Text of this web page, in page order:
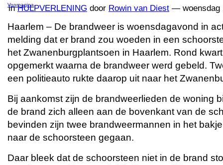
Voorpagina
inHULPVERLENING door Rowin van Diest — woensdag
Haarlem – De brandweer is woensdagavond in
melding dat er brand zou woeden in een
het Zwanenburgplantsoen in Haarlem. Rond
opgemerkt waarna de brandweer werd gebeld.
een politieauto rukte daarop uit naar het
Bij aankomst zijn de brandweerlieden de woning
de brand zich alleen aan de bovenkant van de
bevinden zijn twee brandweermannen in het
naar de schoorsteen gegaan.
Daar bleek dat de schoorsteen niet in de brand